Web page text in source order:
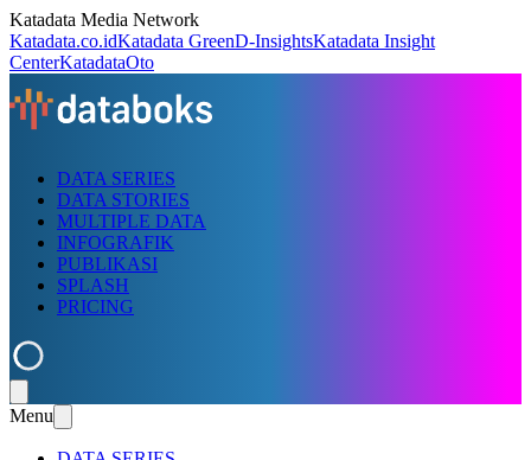
Katadata Media Network
Katadata.co.idKatadata GreenD-InsightsKatadata Insight
CenterKatadataOto
DATA SERIES
DATA STORIES
MULTIPLE DATA
INFOGRAFIK
PUBLIKASI
SPLASH
PRICING
Menu